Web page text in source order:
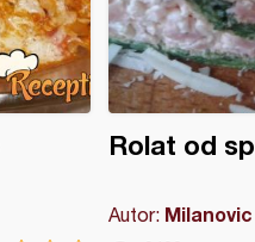
Rolat od
Autor: